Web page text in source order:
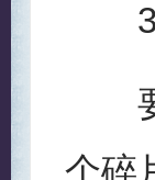
3-
要1
个碎